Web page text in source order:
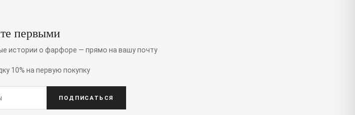
первыми
истории о фарфоре — прямо на вашу почту
10% на первую покупку
ПОДПИСАТЬСЯ